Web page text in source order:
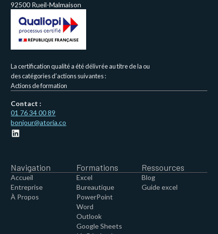
92500 Rueil-Malmaison
La certification qualité a été délivrée au titre de la ou
des catégories d’actions suivantes :
Actions de formation
Contact :
01 76 34 00 89
bonjour@atoria.co
Navigation
Accueil
Entreprise
À Propos
Formations
Excel
Bureautique
PowerPoint
Word
Outlook
Google Sheets
Ressources
Blog
Guide excel